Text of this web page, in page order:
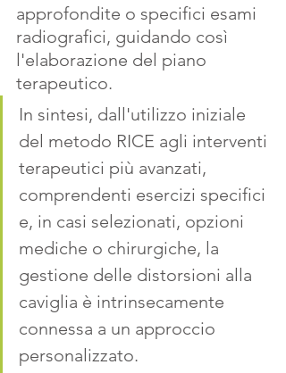
approfondite o specifici esami
radiografici, guidando così
l'elaborazione del piano
terapeutico.
In sintesi, dall'utilizzo iniziale
del metodo RICE agli interventi
terapeutici più avanzati,
comprendenti esercizi specifici
e, in casi selezionati, opzioni
mediche o chirurgiche, la
gestione delle distorsioni alla
caviglia è intrinsecamente
connessa a un approccio
personalizzato.